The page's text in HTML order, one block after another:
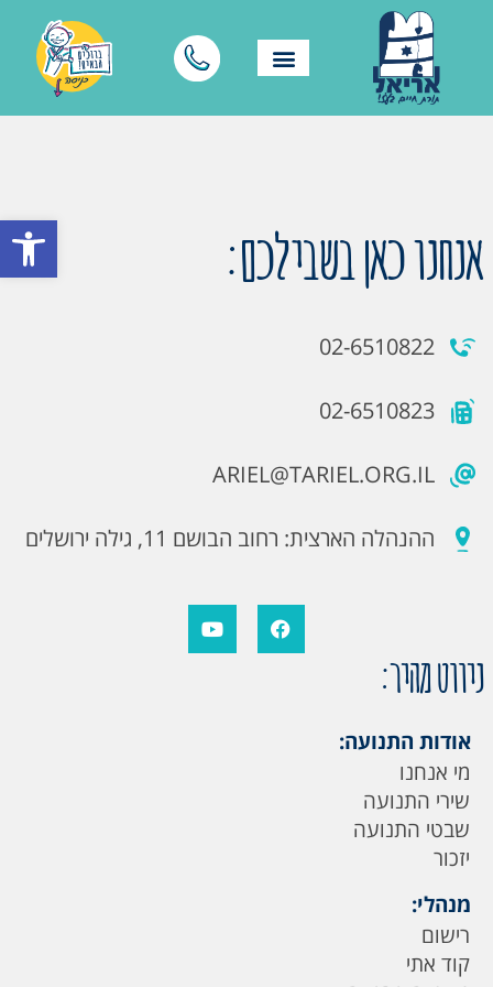
פתח אנחנו כאן בשבילכם:
02-6510822
02-6510823
ARIEL@TARIEL.ORG.IL
ההנהלה הארצית: רחוב הבושם 11, גילה ירושלים
ניווט מהיר:
אודות התנועה:
מי אנחנו
שירי התנועה
שבטי התנועה
יזכור
מנהלי:
רישום
קוד אתי